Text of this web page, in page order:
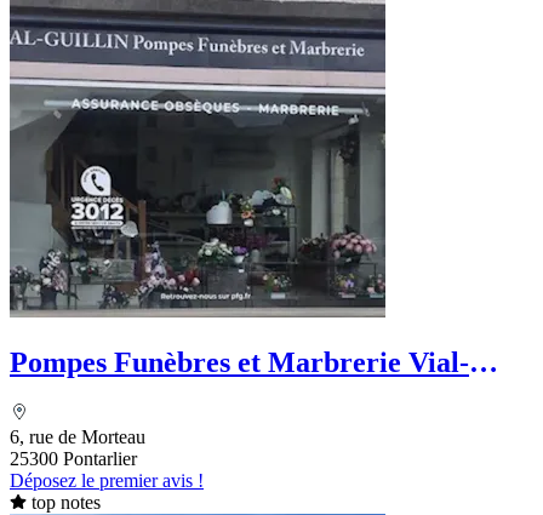
Pompes Funèbres et Marbrerie Vial-
6, rue de Morteau
25300 Pontarlier
Déposez le premier avis !
top notes